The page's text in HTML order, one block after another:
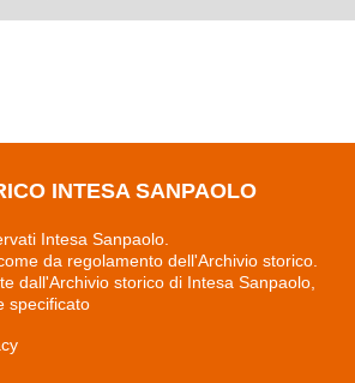
INTESA SANPAOLO
Intesa Sanpaolo.
da regolamento dell'Archivio storico.
dall'Archivio storico di Intesa Sanpaolo,
specificato